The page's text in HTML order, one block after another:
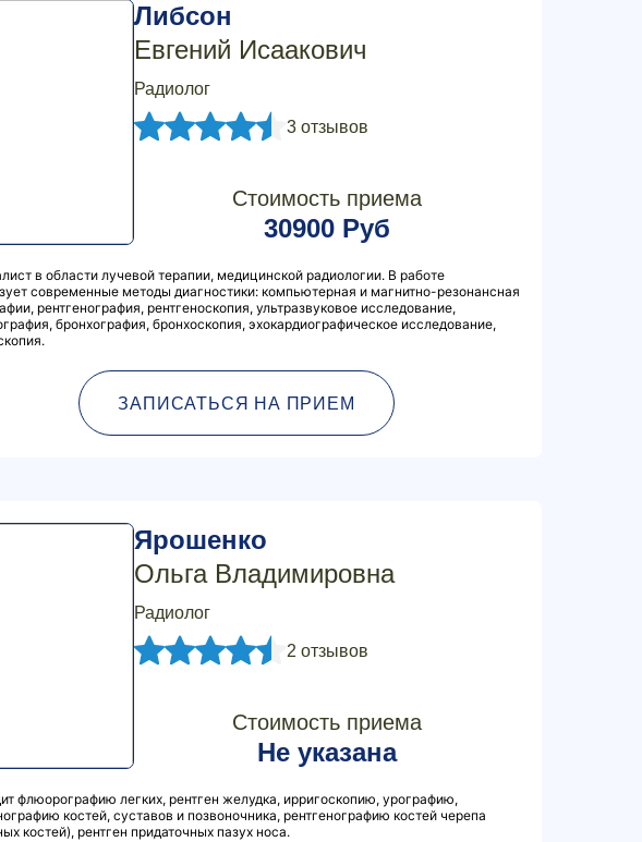
Либсон
Евгений Исаакович
Радиолог
3 отзывов
Стоимость приема
30900 Руб
в области лучевой терапии, медицинской радиологии. В работе
современные методы диагностики: компьютерная и магнитно-резонансная
рентгенография, рентгеноскопия, ультразвуковое исследование,
бронхография, бронхоскопия, эхокардиографическое исследование,
ЗАПИСАТЬСЯ НА ПРИЕМ
Ярошенко
Ольга Владимировна
Радиолог
2 отзывов
Стоимость приема
Не указана
флюорографию легких, рентген желудка, ирригоскопию, урографию,
костей, суставов и позвоночника, рентгенографию костей черепа
костей), рентген придаточных пазух носа.